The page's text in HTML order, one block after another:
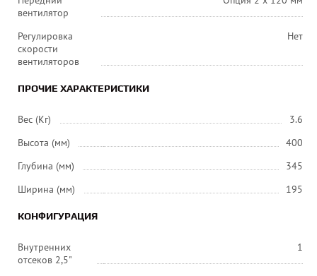
вентилятор
Регулировка
скорости
вентиляторов
Нет
ПРОЧИЕ ХАРАКТЕРИСТИКИ
Вес (Кг)
3.6
Высота (мм)
400
Глубина (мм)
345
Ширина (мм)
195
КОНФИГУРАЦИЯ
Внутренних
отсеков 2,5"
1